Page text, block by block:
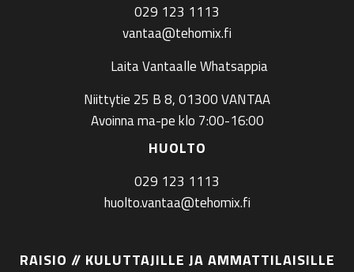
029 123 1113
vantaa@tehomix.fi
Laita Vantaalle Whatsappia
Niittytie 25 B 8, 01300 VANTAA
Avoinna ma-pe klo 7:00-16:00
HUOLTO
029 123 1113
huolto.vantaa@tehomix.fi
RAISIO // KULUTTAJILLE JA AMMATTILAISILLE